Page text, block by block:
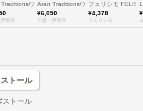
ラディションズアラン・トラディションズ
勢丹
Aran Traditions/アラン・トラディシ
¥6,050
三越・伊勢丹
フェリシモ
¥4,378
フェリシモ
トール
ストール